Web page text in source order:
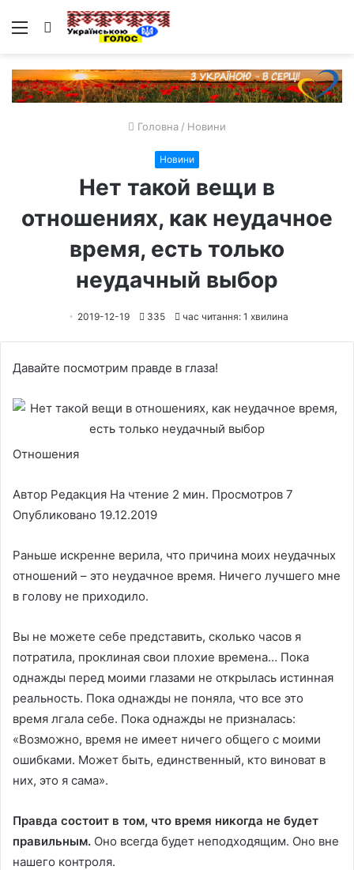
Меню Пошук
Головна / Новини
Новини
Нет такой вещи в
отношениях, как неудачное
время, есть только
неудачный выбор
2019-12-19 335 час читання: 1 хвилина
Давайте посмотрим правде в глаза!
Отношения
Автор Редакция На чтение 2 мин. Просмотров 7
Опубликовано 19.12.2019
Раньше искренне верила, что причина моих неудачных
отношений – это неудачное время. Ничего лучшего мне
в голову не приходило.
Вы не можете себе представить, сколько часов я
потратила, проклиная свои плохие времена… Пока
однажды перед моими глазами не открылась истинная
реальность. Пока однажды не поняла, что все это
время лгала себе. Пока однажды не призналась:
«Возможно, время не имеет ничего общего с моими
ошибками. Может быть, единственный, кто виноват в
них, это я сама».
Правда состоит в том, что время никогда не будет
правильным. Оно всегда будет неподходящим. Оно вне
нашего контроля.